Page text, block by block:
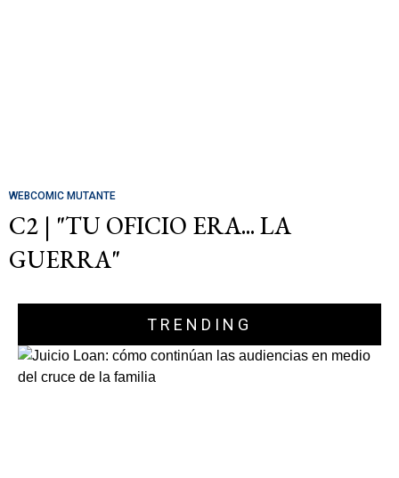
WEBCOMIC MUTANTE
C2 | "TU OFICIO ERA... LA
GUERRA"
TRENDING